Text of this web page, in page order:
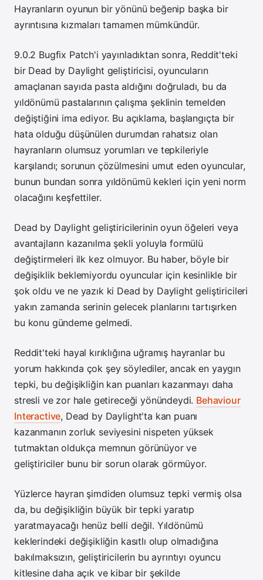
Hayranların oyunun bir yönünü beğenip başka bir
ayrıntısına kızmaları tamamen mümkündür.
9.0.2 Bugfix Patch'i yayınladıktan sonra, Reddit'teki
bir Dead by Daylight geliştiricisi, oyuncuların
amaçlanan sayıda pasta aldığını doğruladı, bu da
yıldönümü pastalarının çalışma şeklinin temelden
değiştiğini ima ediyor. Bu açıklama, başlangıçta bir
hata olduğu düşünülen durumdan rahatsız olan
hayranların olumsuz yorumları ve tepkileriyle
karşılandı; sorunun çözülmesini umut eden oyuncular,
bunun bundan sonra yıldönümü kekleri için yeni norm
olacağını keşfettiler.
Dead by Daylight geliştiricilerinin oyun öğeleri veya
avantajların kazanılma şekli yoluyla formülü
değiştirmeleri ilk kez olmuyor. Bu haber, böyle bir
değişiklik beklemiyordu oyuncular için kesinlikle bir
şok oldu ve ne yazık ki Dead by Daylight geliştiricileri
yakın zamanda serinin gelecek planlarını tartışırken
bu konu gündeme gelmedi.
Reddit'teki hayal kırıklığına uğramış hayranlar bu
yorum hakkında çok şey söylediler, ancak en yaygın
tepki, bu değişikliğin kan puanları kazanmayı daha
stresli ve zor hale getireceği yönündeydi. Behaviour
Interactive, Dead by Daylight'ta kan puanı
kazanmanın zorluk seviyesini nispeten yüksek
tutmaktan oldukça memnun görünüyor ve
geliştiriciler bunu bir sorun olarak görmüyor.
Yüzlerce hayran şimdiden olumsuz tepki vermiş olsa
da, bu değişikliğin büyük bir tepki yaratıp
yaratmayacağı henüz belli değil. Yıldönümü
keklerindeki değişikliğin kasıtlı olup olmadığına
bakılmaksızın, geliştiricilerin bu ayrıntıyı oyuncu
kitlesine daha açık ve kibar bir şekilde